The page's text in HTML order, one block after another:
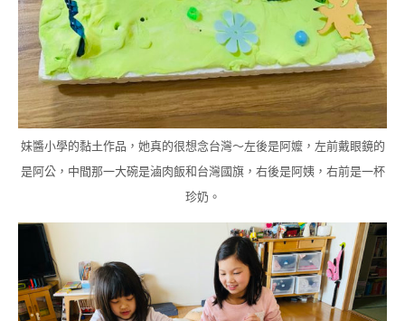
妹醬小學的黏土作品，她真的很想念台灣～左後是阿嬤，左前戴眼鏡的
是阿公，中間那一大碗是滷肉飯和台灣國旗，右後是阿姨，右前是一杯
珍奶。